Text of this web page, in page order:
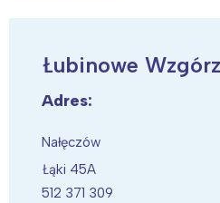
Łubinowe
Adres:
Nałęczów
Łąki 45A
512 371 309